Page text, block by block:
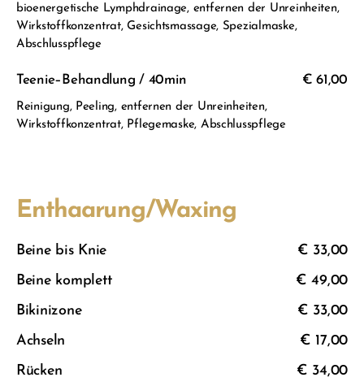
bioenergetische Lymphdrainage, entfernen der Unreinheiten,
Wirkstoffkonzentrat, Gesichtsmassage, Spezialmaske,
Abschlusspflege
Teenie–Behandlung / 40min € 61,00
Reinigung, Peeling, entfernen der Unreinheiten,
Wirkstoffkonzentrat, Pflegemaske, Abschlusspflege
Enthaarung/Waxing
Beine bis Knie
€ 33,00
Beine komplett
€ 49,00
Bikinizone
€ 33,00
Achseln
€ 17,00
Rücken
€ 34,00